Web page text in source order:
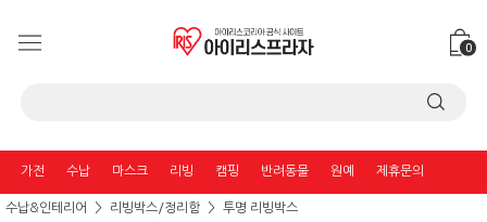
0
가전 수납 마스크 리빙 캠핑 반려동물 원예 제휴문의
수납&인테리어 리빙박스/정리함 투명 리빙박스